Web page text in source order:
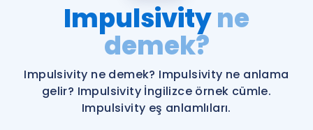
Şifremi Hatırlamıyorum
Katılımcı Görüşleri
Faydalı Araçlar
Ücretsiz Kaynaklar
İngilizce Gramer
Impulsivityne
demek?
Impulsivity ne demek? Impulsivity ne anlama
gelir? Impulsivity İngilizce örnek cümle.
Impulsivity eş anlamlıları.